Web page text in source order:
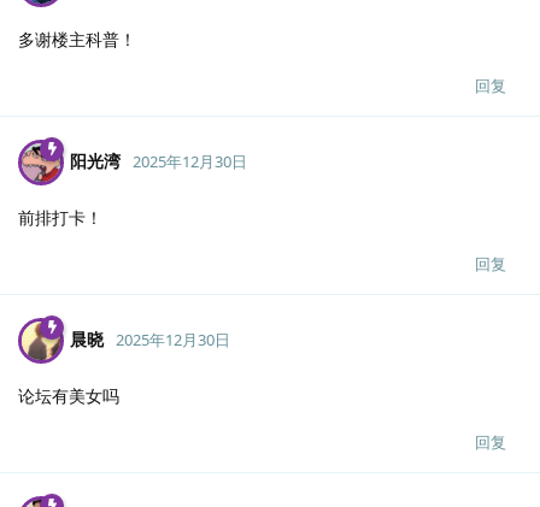
多谢楼主科普！
回复
阳光湾 2025年12月30日
前排打卡！
回复
晨晓 2025年12月30日
论坛有美女吗
回复